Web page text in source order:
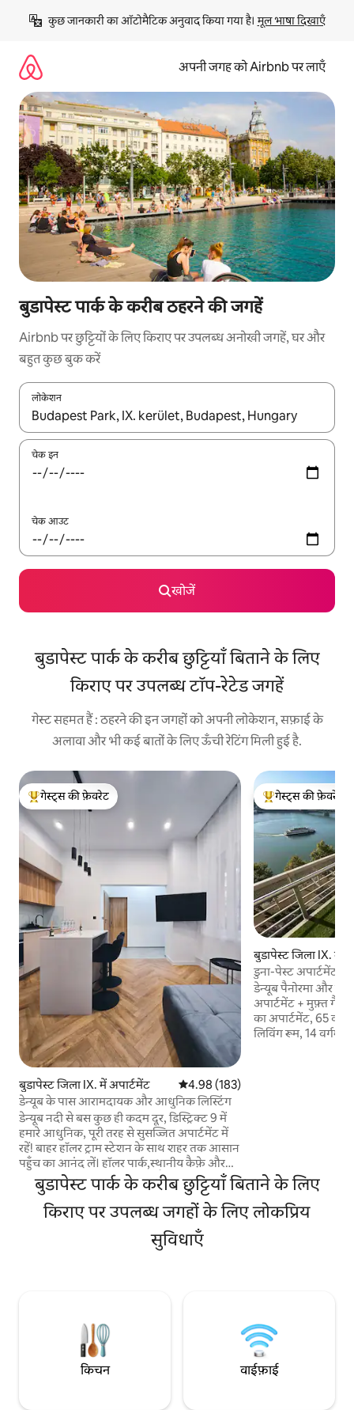
छोड़कर
कॉन्टेंट
कुछ जानकारी का ऑटोमैटिक अनुवाद किया गया है। मूल भाषा दिखाएँ
अपनी जगह को Airbnb पर लाएँ
बुडापेस्ट पार्क के करीब ठहरने की जगहें
Airbnb पर छुट्टियों के लिए किराए पर उपलब्ध अनोखी जगहें, घर और
बहुत कुछ बुक करें
लोकेशन
नतीजों के उपलब्ध होने पर, अप और डाउन 'ऐरो की' का इस्तेमाल करके नेविगेट
चेक इन
चेक आउट
खोजें
बुडापेस्ट पार्क के करीब छुट्टियाँ बिताने के लिए
किराए पर उपलब्ध टॉप-रेटेड जगहें
गेस्ट सहमत हैं : ठहरने की इन जगहों को अपनी लोकेशन, सफ़ाई के
अलावा और भी कई बातों के लिए ऊँची रेटिंग मिली हुई है.
गेस्ट्स का टॉप फ़ेवरेट
गेस्ट्स की फ़ेवरेट
बुडापेस्ट जिला IX. में अपार्टमेंट औसत रेटिंग 5 में से 4.98, 183 समीक्षाएँ
4.98 (183)
डेन्यूब के पास आरामदायक और आधुनिक लिस्टिंग
डेन्यूब नदी से बस कुछ ही कदम दूर, डिस्ट्रिक्ट 9 में
हमारे आधुनिक, पूरी तरह से सुसज्जित अपार्टमेंट में
रहें! बाहर हॉलर ट्राम स्टेशन के साथ शहर तक आसान
पहुँच का आनंद लें। हॉलर पार्क,स्थानीय कैफ़े और
यहाँ तक कि एक एस्केप रूम तक पैदल चलें।
अपार्टमेंट में हाई - स्पीड वाई - फ़ाई,एक पूर्ण किचन
और वॉशिंग मशीन,सुरक्षित और एयर कंडीशनिंग
जैसी सुविधाजनक सुविधाएँ हैं। व्यावसायिक यात्रियों
और पर्यटकों के लिए बुडापेस्ट की सैर करने के लिए
आपके आदर्श आधार के लिए बिल्कुल सही! बाल्ना
गेस्ट्स का टॉप फ़ेवरेट
गेस्ट्स की फ़ेवरेट
बुडापेस्ट जिला IX. में
डुना-पेस्ट अपार्टमेंट
डेन्यूब पैनोरमा और
अपार्टमेंट + मुफ़्त
का अपार्टमेंट, 65
लिविंग रूम, 14
बुडापेस्ट पार्क के करीब छुट्टियाँ बिताने के लिए
किराए पर उपलब्ध जगहों के लिए लोकप्रिय
सुविधाएँ
किचन वाईफ़ाई